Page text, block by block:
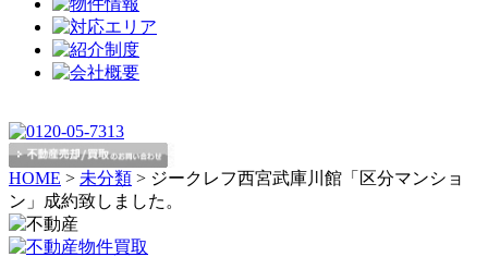
HOME > 未分類 > ジークレフ西宮武庫川館「区分マンショ
ン」成約致しました。